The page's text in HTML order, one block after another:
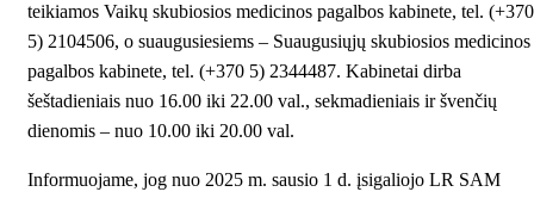
teikiamos Vaikų skubiosios medicinos pagalbos kabinete, tel. (+370
5) 2104506, o suaugusiesiems – Suaugusiųjų skubiosios medicinos
pagalbos kabinete, tel. (+370 5) 2344487. Kabinetai dirba
šeštadieniais nuo 16.00 iki 22.00 val., sekmadieniais ir švenčių
dienomis – nuo 10.00 iki 20.00 val.
Informuojame, jog nuo 2025 m. sausio 1 d. įsigaliojo LR SAM